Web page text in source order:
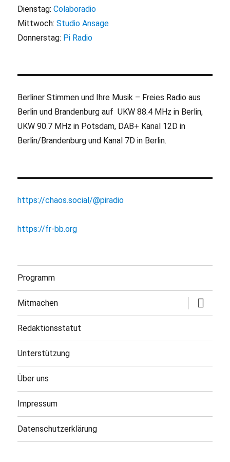
Dienstag:Colaboradio
Mittwoch:Studio Ansage
Donnerstag: Pi Radio
Berliner Stimmen und Ihre Musik – Freies Radio aus
Berlin und Brandenburg auf UKW 88.4 MHz in Berlin,
UKW 90.7 MHz in Potsdam, DAB+ Kanal 12D in
Berlin/Brandenburg und Kanal 7D in Berlin.
https://chaos.social/@piradio
https://fr-bb.org
Programm
Mitmachen
öffnen
Redaktionsstatut
Unterstützung
Über uns
Impressum
Datenschutzerklärung